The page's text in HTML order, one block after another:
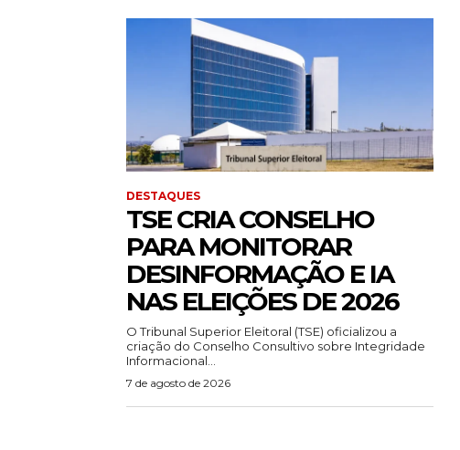
DESTAQUES
TSE CRIA CONSELHO
PARA MONITORAR
DESINFORMAÇÃO E IA
NAS ELEIÇÕES DE 2026
O Tribunal Superior Eleitoral (TSE) oficializou a
criação do Conselho Consultivo sobre Integridade
Informacional...
7 de agosto de 2026